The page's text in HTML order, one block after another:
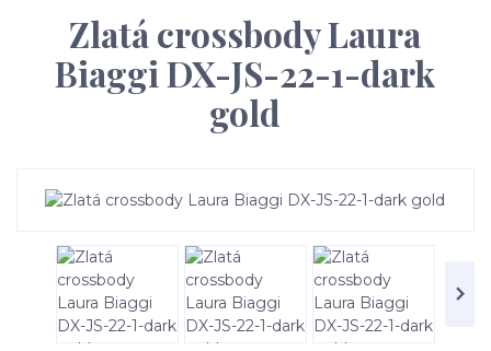
Zlatá crossbody Laura
Biaggi DX-JS-22-1-dark
gold